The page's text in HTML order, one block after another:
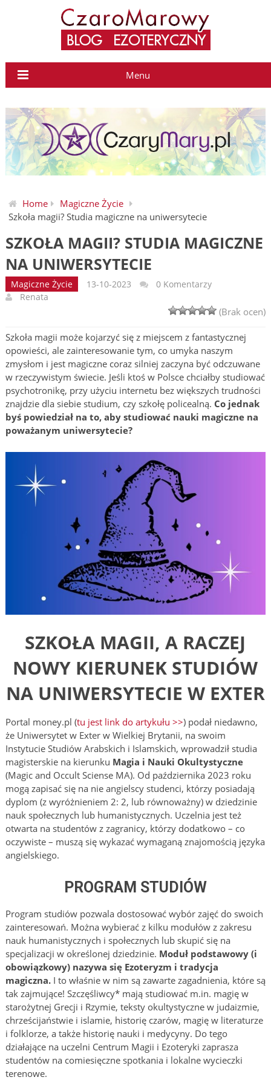
Menu
Home
Magiczne Życie
Szkoła magii? Studia magiczne na uniwersytecie
SZKOŁA MAGII? STUDIA MAGICZNE
NA UNIWERSYTECIE
Magiczne Życie 13-10-2023
0 Komentarzy
Renata
(Brak ocen)
Szkoła magii może kojarzyć się z miejscem z fantastycznej
opowieści, ale zainteresowanie tym, co umyka naszym
zmysłom i jest magiczne coraz silniej zaczyna być odczuwane
w rzeczywistym świecie. Jeśli ktoś w Polsce chciałby studiować
psychotronikę, przy użyciu internetu bez większych trudności
znajdzie dla siebie studium, czy szkołę policealną. Co jednak
byś powiedział na to, aby studiować nauki magiczne na
poważanym uniwersytecie?
SZKOŁA MAGII, A RACZEJ
NOWY KIERUNEK STUDIÓW
NA UNIWERSYTECIE W EXTER
Portal money.pl (tu jest link do artykułu >>) podał niedawno,
że Uniwersytet w Exter w Wielkiej Brytanii, na swoim
Instytucie Studiów Arabskich i Islamskich, wprowadził studia
magisterskie na kierunku Magia i Nauki Okultystyczne
(Magic and Occult Sciense MA). Od października 2023 roku
mogą zapisać się na nie angielscy studenci, którzy posiadają
dyplom (z wyróżnieniem 2: 2, lub równoważny) w dziedzinie
nauk społecznych lub humanistycznych. Uczelnia jest też
otwarta na studentów z zagranicy, którzy dodatkowo – co
oczywiste – muszą się wykazać wymaganą znajomością języka
angielskiego.
PROGRAM STUDIÓW
Program studiów pozwala dostosować wybór zajęć do swoich
zainteresowań. Można wybierać z kilku modułów z zakresu
nauk humanistycznych i społecznych lub skupić się na
specjalizacji w określonej dziedzinie. Moduł podstawowy (i
obowiązkowy) nazywa się Ezoteryzm i tradycja
magiczna.I to właśnie w nim są zawarte zagadnienia, które są
tak zajmujące! Szczęśliwcy* mają studiować m.in. magię w
starożytnej Grecji i Rzymie, teksty okultystyczne w judaizmie,
chrześcijaństwie i islamie, historię czarów, magię w literaturze
i folklorze, a także historię nauki i medycyny. Do tego
działające na uczelni Centrum Magii i Ezoteryki zaprasza
studentów na comiesięczne spotkania i lokalne wycieczki
terenowe.